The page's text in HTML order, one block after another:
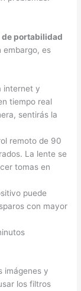
de portabilidad
embargo, es
internet y
tiempo real
sentirás la
remoto de 90
La lente se
tomas en
puede
con mayor
imágenes y
los filtros